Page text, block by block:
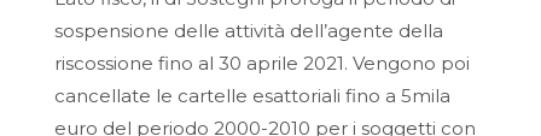
sospensione delle attività dell’agente della
riscossione fino al 30 aprile 2021. Vengono poi
cancellate le cartelle esattoriali fino a 5mila
euro del periodo 2000-2010 per i soggetti con